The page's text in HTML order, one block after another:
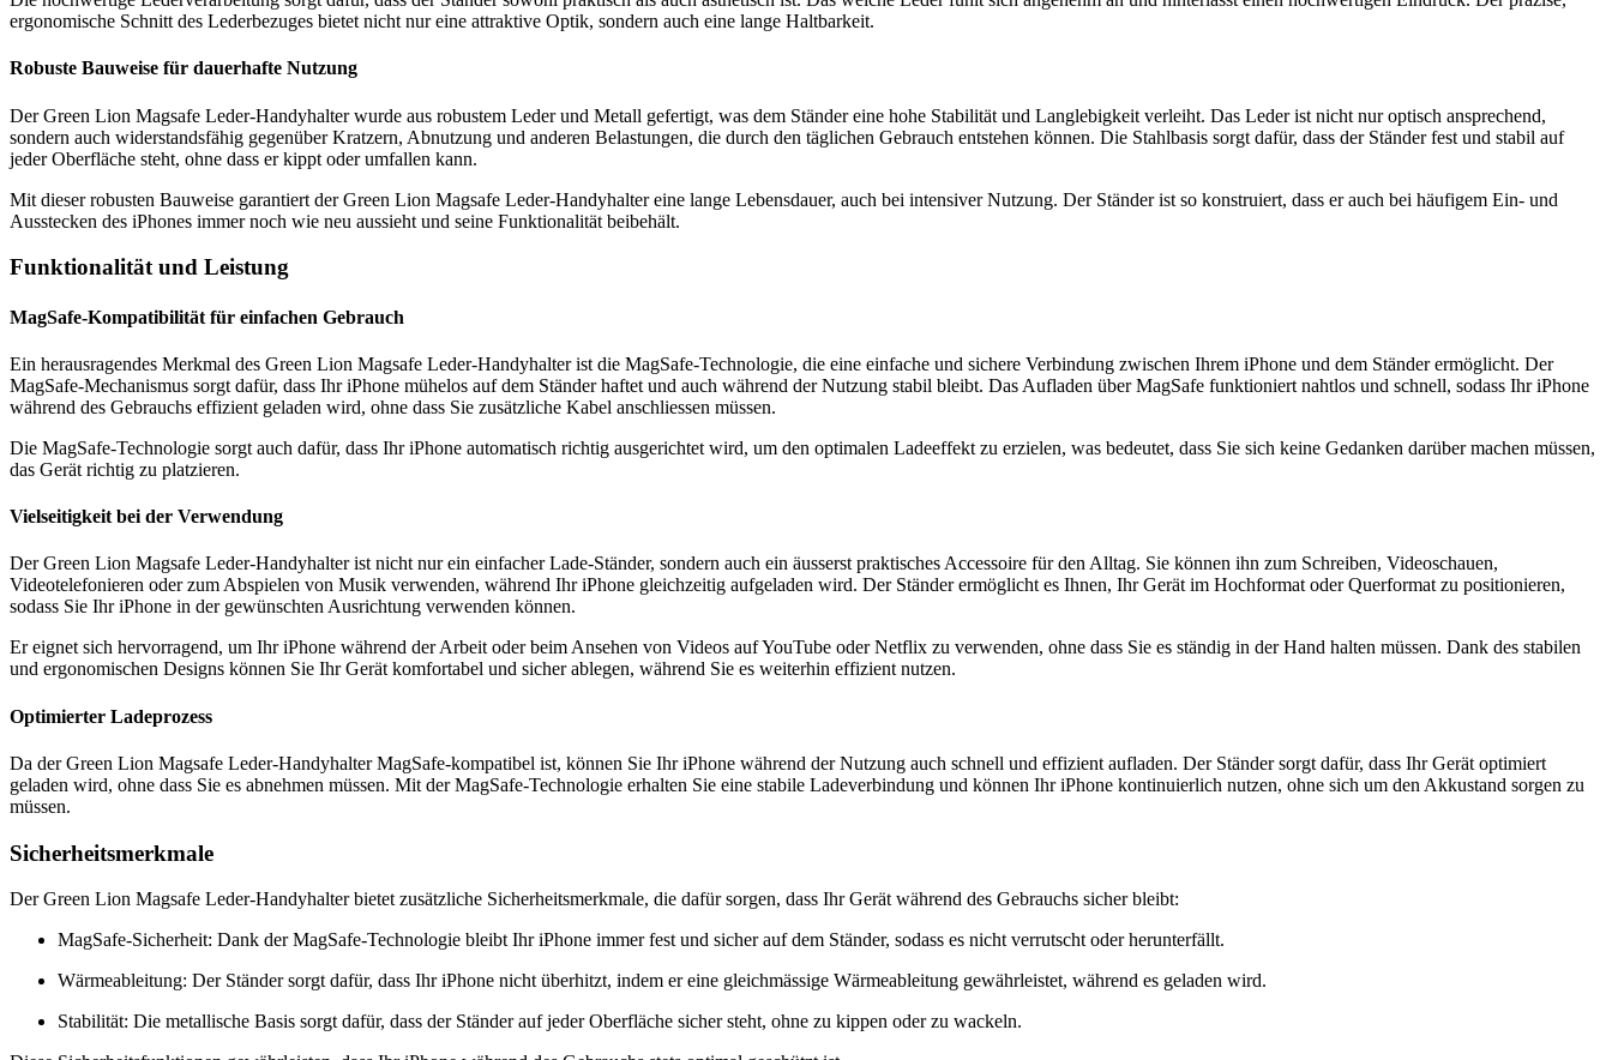
ergonomische Schnitt des Lederbezuges bietet nicht nur eine attraktive Optik, sondern auch eine lange Haltbarkeit.
Robuste Bauweise für dauerhafte Nutzung
Der Green Lion Magsafe Leder-Handyhalter wurde aus robustem Leder und Metall gefertigt, was dem Ständer eine hohe Stabilität und Langlebigkeit verleiht. Das Leder ist nicht nur optisch ansprechend,
sondern auch widerstandsfähig gegenüber Kratzern, Abnutzung und anderen Belastungen, die durch den täglichen Gebrauch entstehen können. Die Stahlbasis sorgt dafür, dass der Ständer fest und stabil auf
jeder Oberfläche steht, ohne dass er kippt oder umfallen kann.
Mit dieser robusten Bauweise garantiert der Green Lion Magsafe Leder-Handyhalter eine lange Lebensdauer, auch bei intensiver Nutzung. Der Ständer ist so konstruiert, dass er auch bei häufigem Ein- und
Ausstecken des iPhones immer noch wie neu aussieht und seine Funktionalität beibehält.
Funktionalität und Leistung
MagSafe-Kompatibilität für einfachen Gebrauch
Ein herausragendes Merkmal des Green Lion Magsafe Leder-Handyhalter ist die MagSafe-Technologie, die eine einfache und sichere Verbindung zwischen Ihrem iPhone und dem Ständer ermöglicht. Der
MagSafe-Mechanismus sorgt dafür, dass Ihr iPhone mühelos auf dem Ständer haftet und auch während der Nutzung stabil bleibt. Das Aufladen über MagSafe funktioniert nahtlos und schnell, sodass Ihr iPhone
während des Gebrauchs effizient geladen wird, ohne dass Sie zusätzliche Kabel anschliessen müssen.
Die MagSafe-Technologie sorgt auch dafür, dass Ihr iPhone automatisch richtig ausgerichtet wird, um den optimalen Ladeeffekt zu erzielen, was bedeutet, dass Sie sich keine Gedanken darüber machen müssen,
das Gerät richtig zu platzieren.
Vielseitigkeit bei der Verwendung
Der Green Lion Magsafe Leder-Handyhalter ist nicht nur ein einfacher Lade-Ständer, sondern auch ein äusserst praktisches Accessoire für den Alltag. Sie können ihn zum Schreiben, Videoschauen,
Videotelefonieren oder zum Abspielen von Musik verwenden, während Ihr iPhone gleichzeitig aufgeladen wird. Der Ständer ermöglicht es Ihnen, Ihr Gerät im Hochformat oder Querformat zu positionieren,
sodass Sie Ihr iPhone in der gewünschten Ausrichtung verwenden können.
Er eignet sich hervorragend, um Ihr iPhone während der Arbeit oder beim Ansehen von Videos auf YouTube oder Netflix zu verwenden, ohne dass Sie es ständig in der Hand halten müssen. Dank des stabilen
und ergonomischen Designs können Sie Ihr Gerät komfortabel und sicher ablegen, während Sie es weiterhin effizient nutzen.
Optimierter Ladeprozess
Da der Green Lion Magsafe Leder-Handyhalter MagSafe-kompatibel ist, können Sie Ihr iPhone während der Nutzung auch schnell und effizient aufladen. Der Ständer sorgt dafür, dass Ihr Gerät optimiert
geladen wird, ohne dass Sie es abnehmen müssen. Mit der MagSafe-Technologie erhalten Sie eine stabile Ladeverbindung und können Ihr iPhone kontinuierlich nutzen, ohne sich um den Akkustand sorgen zu
müssen.
Sicherheitsmerkmale
Der Green Lion Magsafe Leder-Handyhalter bietet zusätzliche Sicherheitsmerkmale, die dafür sorgen, dass Ihr Gerät während des Gebrauchs sicher bleibt:
MagSafe-Sicherheit: Dank der MagSafe-Technologie bleibt Ihr iPhone immer fest und sicher auf dem Ständer, sodass es nicht verrutscht oder herunterfällt.
Wärmeableitung: Der Ständer sorgt dafür, dass Ihr iPhone nicht überhitzt, indem er eine gleichmässige Wärmeableitung gewährleistet, während es geladen wird.
Stabilität: Die metallische Basis sorgt dafür, dass der Ständer auf jeder Oberfläche sicher steht, ohne zu kippen oder zu wackeln.